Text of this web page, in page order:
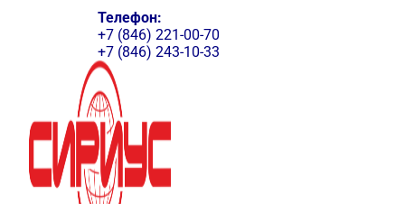
Телефон:
+7 (846) 221-00-70
+7 (846) 243-10-33